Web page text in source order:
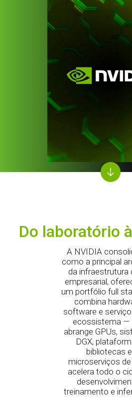
Do laboratório
A NVIDIA
como a principal
da infraestrutura
empresarial,
um portfólio full
combina
software e
ecossistema —
abrange GPUs,
DGX,
bibliotecas e
microserviços
acelera todo o
treinamento e